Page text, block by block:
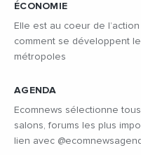
ÉCONOMIE
Elle est au coeur de
comment se développent
métropoles
AGENDA
Ecomnews sélectionne
salons, forums les plus
lien avec